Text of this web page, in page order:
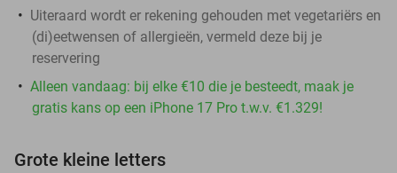
Uiteraard wordt er rekening gehouden met vegetariërs en
(di)eetwensen of allergieën, vermeld deze bij je
reservering
Alleen vandaag: bij elke €10 die je besteedt, maak je
gratis kans op een iPhone 17 Pro t.w.v. €1.329!
Grote kleine letters